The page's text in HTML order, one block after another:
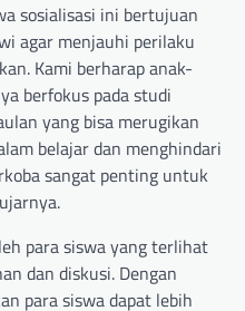
sosialisasi ini bertujuan
agar menjauhi perilaku
Kami berharap anak-
berfokus pada studi
yang bisa merugikan
belajar dan menghindari
sangat penting untuk
para siswa yang terlihat
dan diskusi. Dengan
para siswa dapat lebih